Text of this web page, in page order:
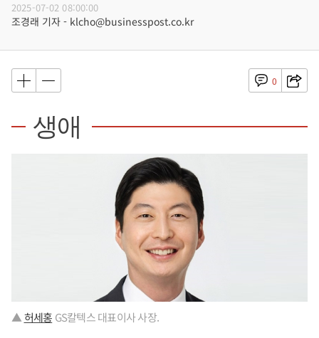
2025-07-02 08:00:00
조경래 기자 - klcho@businesspost.co.kr
0
생애
▲허세홍 GS칼텍스 대표이사 사장.